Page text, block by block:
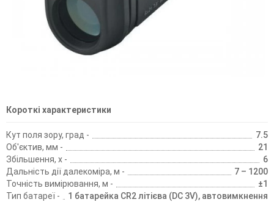
Короткі характеристики
Кут поля зору, град -
7.5
Об'єктив, мм -
21
Збільшення, х -
6
Дальність дії далекоміра, м -
7 – 1200
Точність вимірювання, м -
±1
Тип батареї -
1 батарейка CR2 літієва (DC 3V), автовимкнення